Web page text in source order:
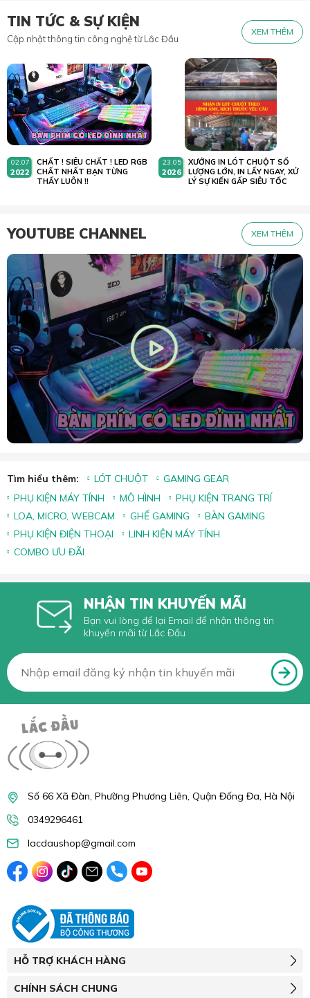
TIN TỨC & SỰ KIỆN
Cập nhật thông tin công nghệ từ Lắc Đầu
XEM THÊM
02.07
2022
CHẤT ! SIÊU CHẤT ! LED RGB
CHẤT NHẤT BẠN TỪNG
THẤY LUÔN !!
23.05
2026
XƯỞNG IN LÓT CHUỘT SỐ
LƯỢNG LỚN, IN LẤY NGAY, XỬ
LÝ SỰ KIẾN GẤP SIÊU TỐC
YOUTUBE CHANNEL XEM THÊM
Tìm hiểu thêm: LÓT CHUỘT
GAMING GEAR
PHỤ KIỆN MÁY TÍNH
MÔ HÌNH
PHỤ KIỆN TRANG TRÍ
LOA, MICRO, WEBCAM
GHẾ GAMING
BÀN GAMING
PHỤ KIỆN ĐIỆN THOẠI
LINH KIỆN MÁY TÍNH
COMBO ƯU ĐÃI
NHẬN TIN KHUYẾN MÃI
Bạn vui lòng để lại Email để nhận thông tin
khuyến mãi từ Lắc Đầu
Số 66 Xã Đàn, Phường Phương Liên, Quận Đống Đa, Hà Nội
0349296461
lacdaushop@gmail.com
HỖ TRỢ KHÁCH HÀNG
CHÍNH SÁCH CHUNG